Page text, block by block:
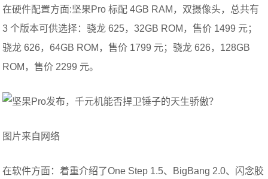
在硬件配置方面:坚果Pro 标配 4GB RAM，双摄像头，总共有
3 个版本可供选择：骁龙 625，32GB ROM，售价 1499 元；
骁龙 626，64GB ROM，售价 1799 元；骁龙 626，128GB
ROM，售价 2299 元。
图片来自网络
在软件方面：着重介绍了One Step 1.5、BigBang 2.0、闪念胶